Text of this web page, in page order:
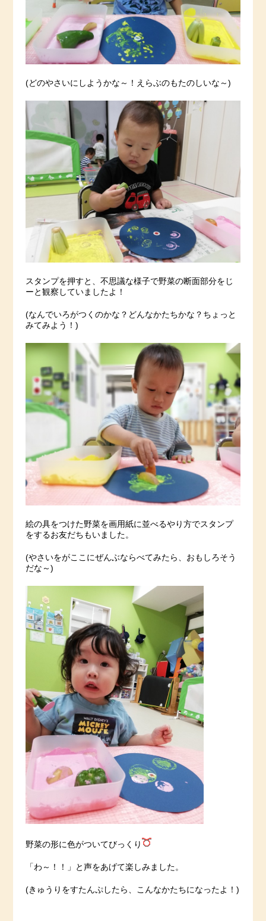
(どのやさいにしようかな～！えらぶのもたのしいな～)
スタンプを押すと、不思議な様子で野菜の断面部分をじ
ーと観察していましたよ！
(なんでいろがつくのかな？どんなかたちかな？ちょっと
みてみよう！)
絵の具をつけた野菜を画用紙に並べるやり方でスタンプ
をするお友だちもいました。
(やさいをがここにぜんぶならべてみたら、おもしろそう
だな～)
野菜の形に色がついてびっくり
「わ～！！」と声をあげて楽しみました。
(きゅうりをすたんぷしたら、こんなかたちになったよ！)